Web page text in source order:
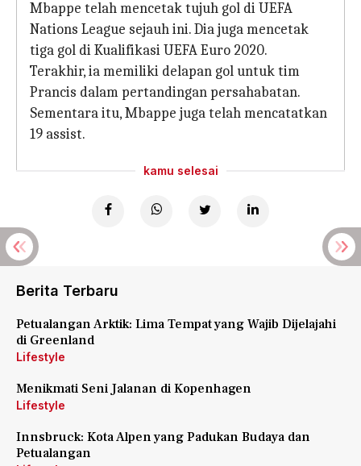
Mbappe telah mencetak tujuh gol di UEFA
Nations League sejauh ini. Dia juga mencetak
tiga gol di Kualifikasi UEFA Euro 2020.
Terakhir, ia memiliki delapan gol untuk tim
Prancis dalam pertandingan persahabatan.
Sementara itu, Mbappe juga telah mencatatkan
19 assist.
kamu selesai
Berita Terbaru
Petualangan Arktik: Lima Tempat yang Wajib Dijelajahi
di Greenland
Lifestyle
Menikmati Seni Jalanan di Kopenhagen
Lifestyle
Innsbruck: Kota Alpen yang Padukan Budaya dan
Petualangan